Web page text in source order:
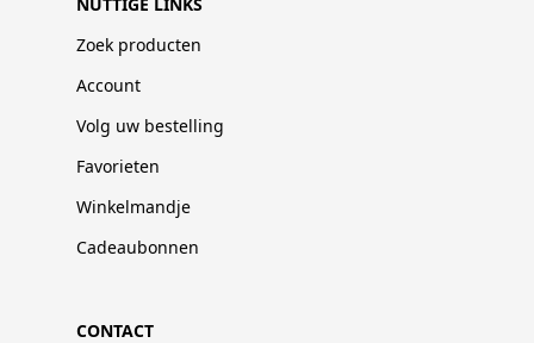
Zoek producten
Account
Volg uw bestelling
Favorieten
Winkelmandje
Cadeaubonnen
CONTACT